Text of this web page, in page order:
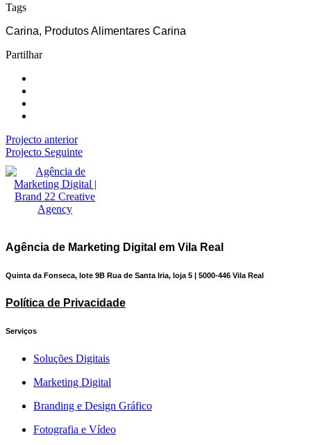
Tags
Carina, Produtos Alimentares Carina
Partilhar
Projecto anterior
Projecto Seguinte
Agência de Marketing Digital em Vila Real
Quinta da Fonseca, lote 9B Rua de Santa Iria, loja 5 | 5000-446 Vila Real
Política de Privacidade
Serviços
Soluções Digitais
Marketing Digital
Branding e Design Gráfico
Fotografia e Vídeo